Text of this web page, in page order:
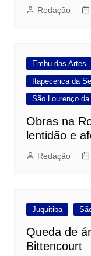
Redação
Embu das Artes
Itapecerica da
São Lourenço da
Obras na
lentidão e
Redação
Juquitiba
Queda de
Bittencourt